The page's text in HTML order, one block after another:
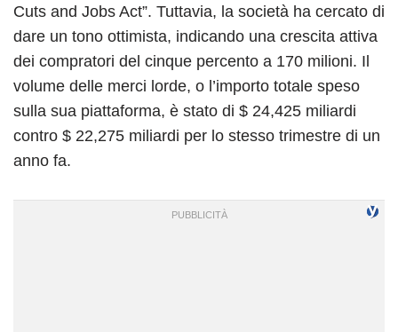
Cuts and Jobs Act”. Tuttavia, la società ha cercato di
dare un tono ottimista, indicando una crescita attiva
dei compratori del cinque percento a 170 milioni. Il
volume delle merci lorde, o l’importo totale speso
sulla sua piattaforma, è stato di $ 24,425 miliardi
contro $ 22,275 miliardi per lo stesso trimestre di un
anno fa.